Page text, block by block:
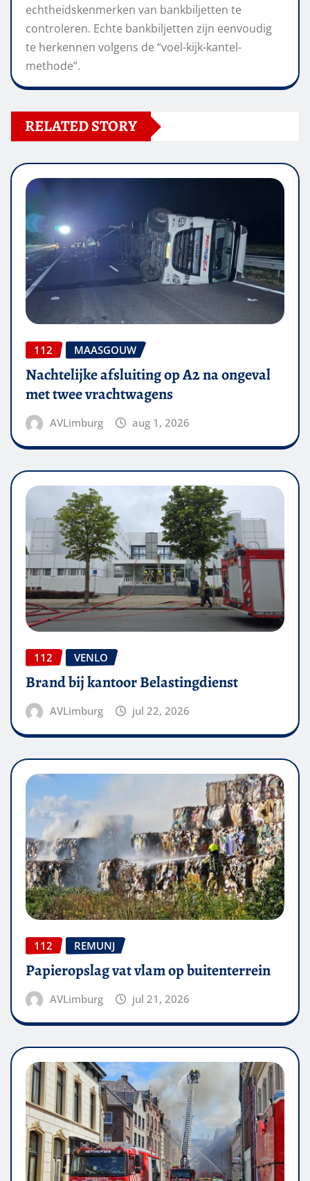
echtheidskenmerken van bankbiljetten te
controleren. Echte bankbiljetten zijn eenvoudig
te herkennen volgens de “voel-kijk-kantel-
methode”.
RELATED STORY
112 MAASGOUW
Nachtelijke afsluiting op A2 na ongeval
met twee vrachtwagens
AVLimburg aug 1, 2026
112 VENLO
Brand bij kantoor Belastingdienst
AVLimburg jul 22, 2026
112 REMUNJ
Papieropslag vat vlam op buitenterrein
AVLimburg jul 21, 2026